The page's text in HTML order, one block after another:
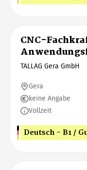
CNC-
TALLAG Gera GmbH
Gera
keine Angabe
Vollzeit
Deutsch - B1 /